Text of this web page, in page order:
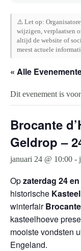
⚠️ Let op:
wijzigen, verplaatsen
altijd de website of
meest actuele
« Alle
Dit evenement is
Brocante
Geldrop –
januari 24 @ 10:00 -
Opzaterdag 24
historische
winterfair
kasteelhoeve
mooiste vondsten
Engeland.